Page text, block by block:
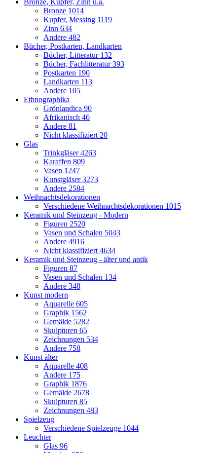
Bronze 1014
Kupfer, Messing 1119
Zinn 634
Andere 482
Bücher, Postkarten, Landkarten
Bücher, Litteratur 132
Bücher, Fachlitteratur393
Postkarten 190
Landkarten 113
Andere 105
Ethnographika
Grönlandica 90
Afrikanisch 46
Andere 81
Nicht klassifiziert 20
Glas
Trinkgläser4263
Karaffen 809
Vasen 1247
Kunstgläser3273
Andere 2584
Weihnachtsdekorationen
Verschiedene Weihnachtsdekorationen 1015
Keramik und Steinzeug - Modern
Figuren 2520
Vasen und Schalen 5043
Andere 4916
Nicht klassifiziert 4634
Keramik und Steinzeug - älter und antik
Figuren 87
Vasen und Schalen 134
Andere 348
Kunst modern
Aquarelle 605
Graphik 1562
Gemälde 5282
Skulpturen 65
Zeichnungen 534
Andere 758
Kunst älter
Aquarelle 408
Andere 175
Graphik 1876
Gemälde 2678
Skulpturen 85
Zeichnungen 483
Spielzeug
Verschiedene Spielzeuge 1044
Leuchter
Glas 96